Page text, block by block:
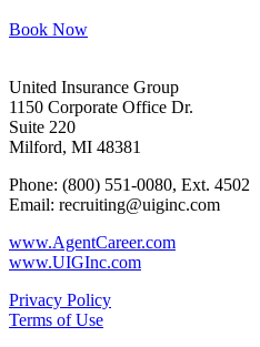
Book Now
United Insurance Group
1150 Corporate Office Dr.
Suite 220
Milford, MI 48381
Phone: (800) 551-0080, Ext. 4502
Email: recruiting@uiginc.com
www.AgentCareer.com
www.UIGInc.com
Privacy Policy
Terms of Use